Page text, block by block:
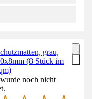
grau,
(8 Stück im
noch nicht